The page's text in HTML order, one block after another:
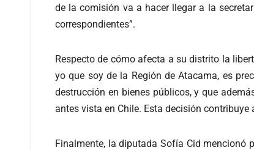
de la comisión va a hacer llegar a la
correspondientes”.
Respecto de cómo afecta a su distrito la
yo que soy de la Región de Atacama, es
destrucción en bienes públicos, y que
antes vista en Chile. Esta decisión
Finalmente, la diputada Sofía Cid mencionó